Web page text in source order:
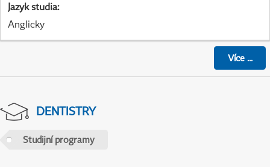
Jazyk studia:
Anglicky
Více...
DENTISTRY
Studijní programy